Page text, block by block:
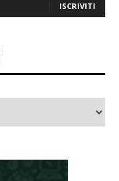
ISCRIVITI